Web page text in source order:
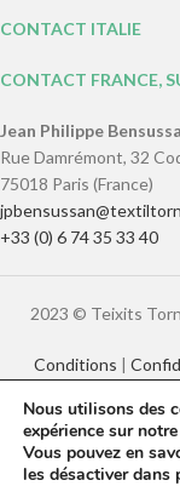
CONTACT ITALIE
CONTACT FRANCE,
Jean Philippe
Rue Damrémont, 32
75018 Paris (France)
+33 (0) 6 74 35 33 40
2023 © Teixits
Conditions |
Nous utilisons des
expérience sur
Vous pouvez en
les désactiver dans
Català